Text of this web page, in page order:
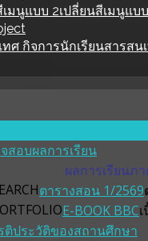
เปลี่ยนสีเมนูแบ
สารสน
สอบผลการเรียน
ผลการเรียนภ
ตารางสอน 1/2569
E-BOOK BBC
ติประวัติของสถานศึกษา